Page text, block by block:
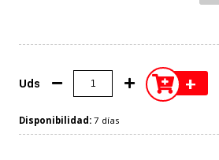
Uds +
Disponibilidad: 7 días